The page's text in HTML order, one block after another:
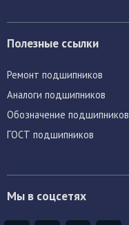
Полезные ссылки
Ремонт подшипников
Аналоги подшипников
Обозначение подшипников
ГОСТ подшипников
Мы в соцсетях